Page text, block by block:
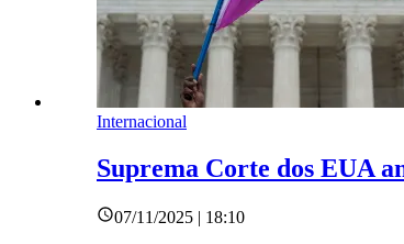
Internacional
Suprema Corte dos EUA
07/11/2025 | 18:10